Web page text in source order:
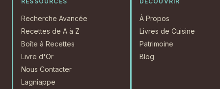
Recherche Avancée
Recettes de A à Z
Boîte à Recettes
Livre d'Or
Nous Contacter
Lagniappe
À Propos
Livres de Cuisine
Patrimoine
Blog